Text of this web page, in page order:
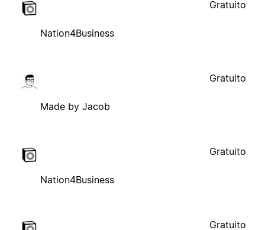
Nation4Business
Gratuito
Made by Jacob
Gratuito
Nation4Business
Gratuito
Gratuito